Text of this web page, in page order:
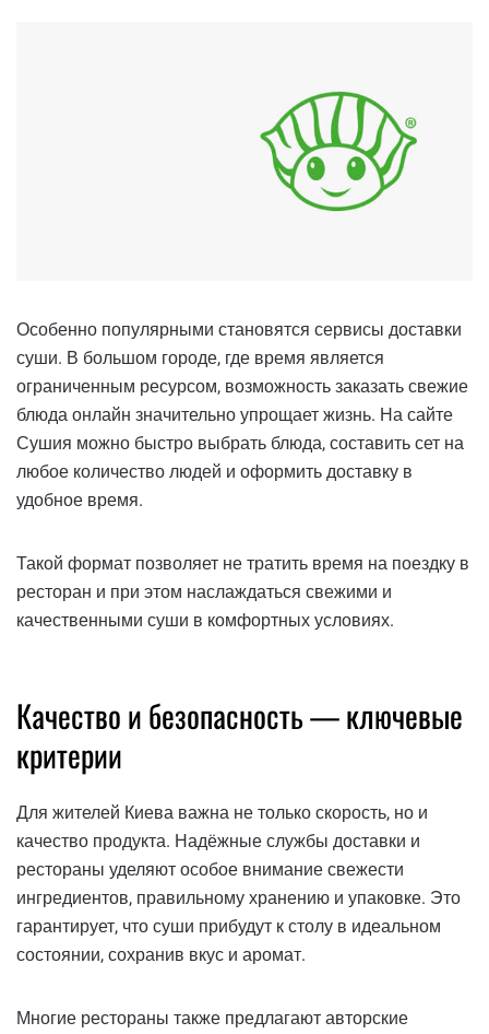
Особенно популярными становятся сервисы доставки
суши. В большом городе, где время является
ограниченным ресурсом, возможность заказать свежие
блюда онлайн значительно упрощает жизнь. На сайте
Сушия можно быстро выбрать блюда, составить сет на
любое количество людей и оформить доставку в
удобное время.
Такой формат позволяет не тратить время на поездку в
ресторан и при этом наслаждаться свежими и
качественными суши в комфортных условиях.
Качество и безопасность — ключевые
критерии
Для жителей Киева важна не только скорость, но и
качество продукта. Надёжные службы доставки и
рестораны уделяют особое внимание свежести
ингредиентов, правильному хранению и упаковке. Это
гарантирует, что суши прибудут к столу в идеальном
состоянии, сохранив вкус и аромат.
Многие рестораны также предлагают авторские